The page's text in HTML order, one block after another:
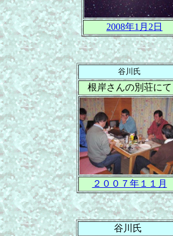
2008年1月2日
谷川氏
根岸さんの別荘にて
２００７年１１月
谷川氏